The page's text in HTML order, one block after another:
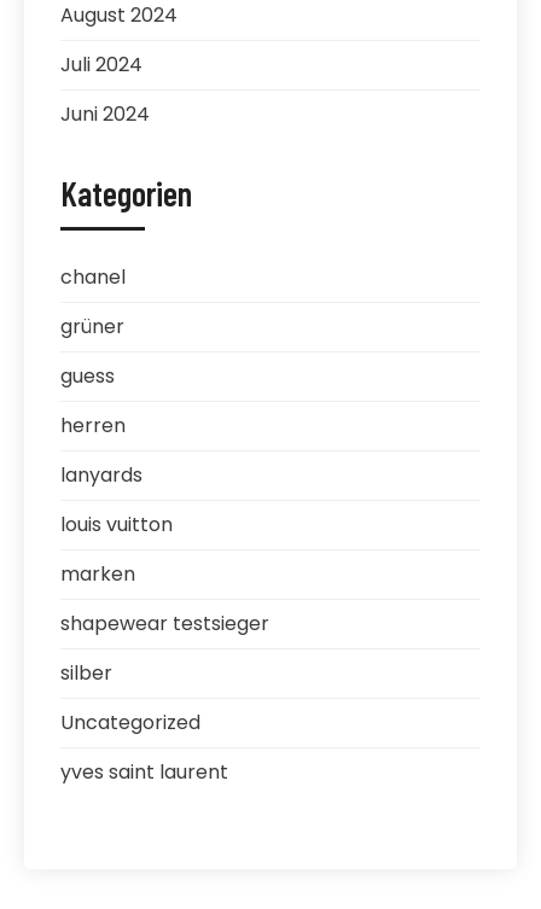
August 2024
Juli 2024
Juni 2024
Kategorien
chanel
grüner
guess
herren
lanyards
louis vuitton
marken
shapewear testsieger
silber
Uncategorized
yves saint laurent